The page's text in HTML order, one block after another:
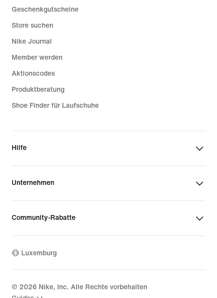
Geschenkgutscheine
Store suchen
Nike Journal
Member werden
Aktionscodes
Produktberatung
Shoe Finder für Laufschuhe
Hilfe
Unternehmen
Community-Rabatte
Luxemburg
© 2026 Nike, Inc. Alle Rechte vorbehalten